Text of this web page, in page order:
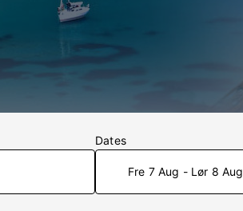
Dates
Fre 7 Aug - Lør 8 Aug